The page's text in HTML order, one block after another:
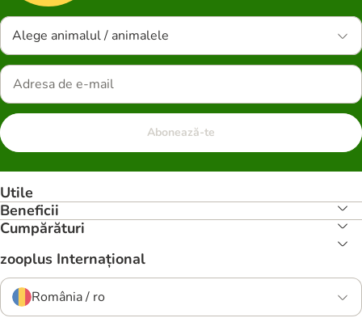
Alege animalul / animalele
Abonează-te
Utile
Beneficii
Cumpărături
zooplus Internațional
România / ro